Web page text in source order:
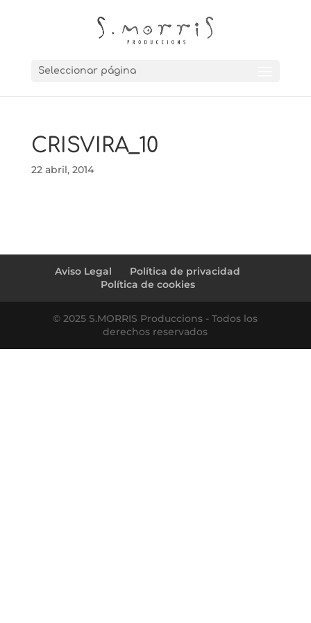
Seleccionar página
CRISVIRA_10
22 abril, 2014
Aviso Legal
Política de privacidad
Política de cookies
© 2025 S.MORRIS Produccions - Todos los
derechos reservados